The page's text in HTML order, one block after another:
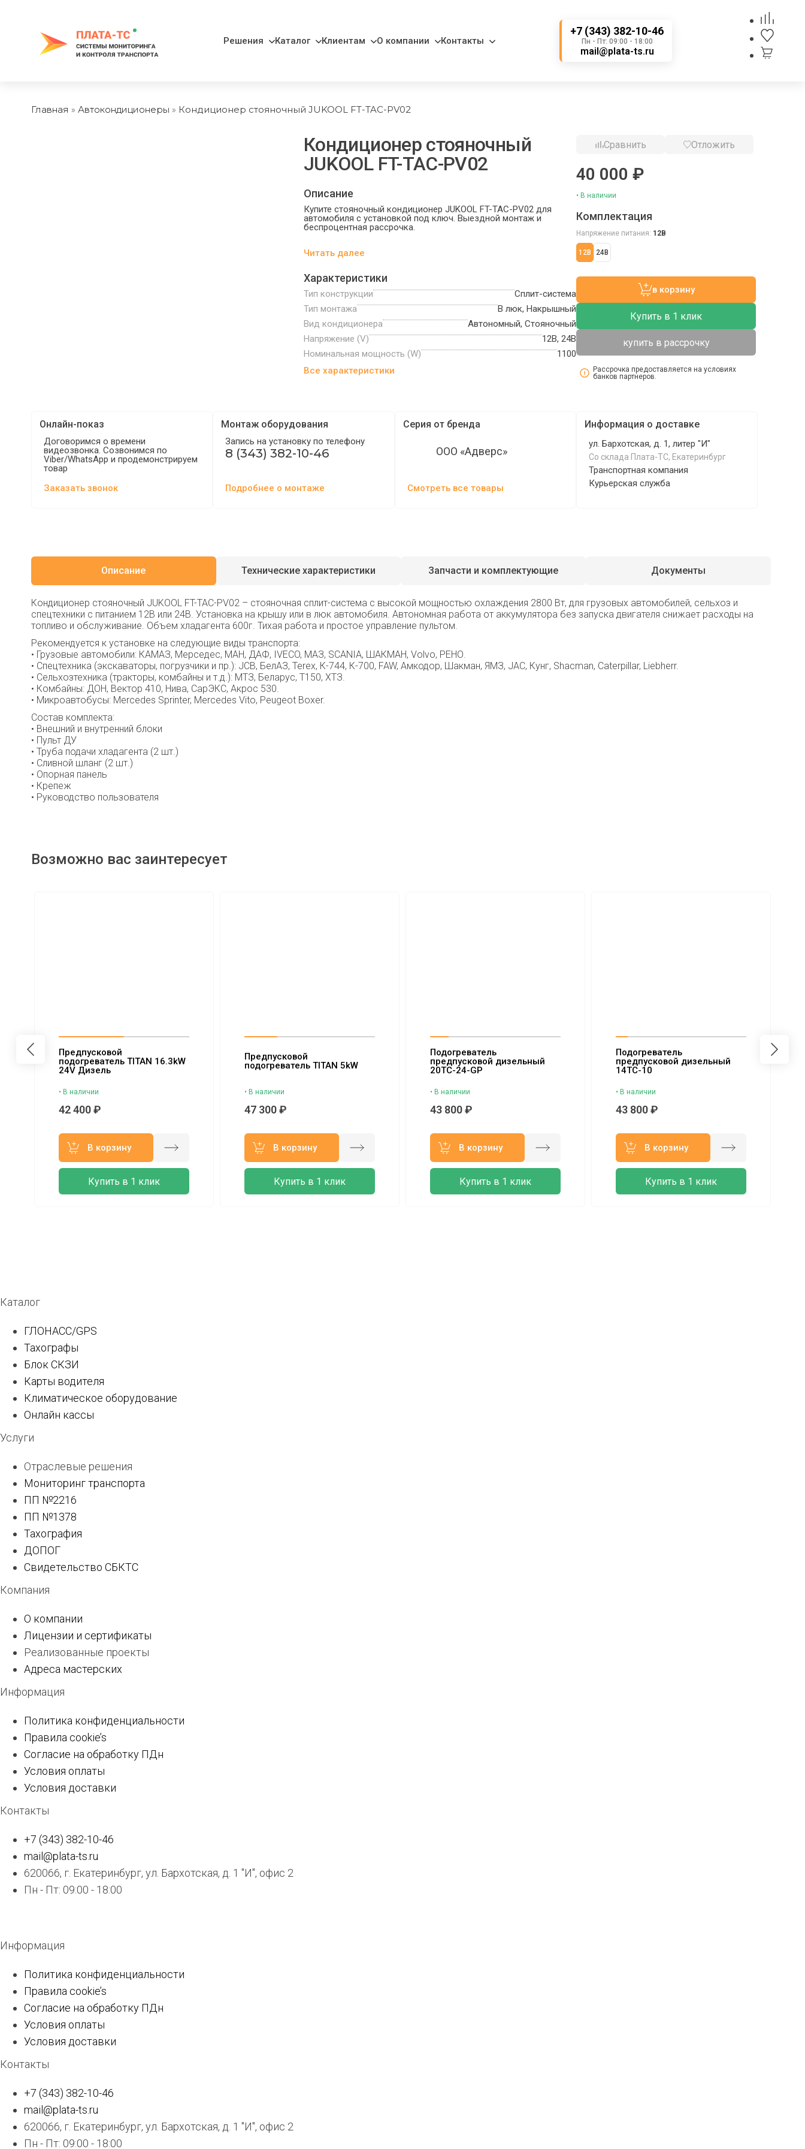
содержимому
Решения Каталог Клиентам О компании Контакты
+7 (343) 382-10-46
Пн - Пт: 09:00 - 18:00
mail@plata-ts.ru
Главная » Автокондиционеры » Кондиционер стояночный JUKOOL FT-TAC-PV02
Кондиционер стояночный
JUKOOL FT-TAC-PV02
Описание
Купите стояночный кондиционер JUKOOL FT-TAC-PV02 для
автомобиля с установкой под ключ. Выездной монтаж и
беспроцентная рассрочка.
Читать далее
Характеристики
Тип конструкции
Сплит-система
Тип монтажа
В люк, Накрышный
Вид кондиционера
Автономный, Стояночный
Напряжение (V)
12В, 24В
Номинальная мощность (W)
1100
Все характеристики
Сравнить Отложить
40 000 ₽
• В наличии
Комплектация
Напряжение питания: 12В
12В 24В
в корзину
Купить в 1 клик
купить в рассрочку
Рассрочка предоставляется на условиях
банков партнеров.
Онлайн-показ
Договоримся о времени
видеозвонка. Созвонимся по
Viber/WhatsApp и продемонстрируем
товар
Заказать звонок
Монтаж оборудования
Запись на установку по телефону
8 (343) 382-10-46
Подробнее о монтаже
Серия от бренда
ООО «Адверс»
Смотреть все товары
Информация о доставке
ул. Бархотская, д. 1, литер "И"
Со склада Плата-ТС, Екатеринбург
Транспортная компания
Курьерская служба
Описание Технические характеристики Запчасти и комплектующие Документы
Кондиционер стояночный JUKOOL FT-TAC-PV02 – стояночная сплит-система с высокой мощностью охлаждения 2800 Вт, для грузовых автомобилей, сельхоз и
спецтехники с питанием 12В или 24В. Установка на крышу или в люк автомобиля. Автономная работа от аккумулятора без запуска двигателя снижает расходы на
топливо и обслуживание. Объем хладагента 600г. Тихая работа и простое управление пультом.
Рекомендуется к установке на следующие виды транспорта:
• Грузовые автомобили: КАМАЗ, Мерседес, MAН, ДАФ, IVECO, МАЗ, SCANIA, ШАКМАН, Volvo, РЕНО.
• Спецтехника (экскаваторы, погрузчики и пр.): JCB, БелАЗ, Terex, К-744, К-700, FAW, Амкодор, Шакман, ЯМЗ, JAC, Кунг, Shacman, Caterpillar, Liebherr.
• Сельхозтехника (тракторы, комбайны и т.д.): МТЗ, Беларус, Т150, ХТЗ.
• Комбайны: ДОН, Вектор 410, Нива, СарЭКС, Акрос 530.
• Микроавтобусы: Mercedes Sprinter, Mercedes Vito, Peugeot Boxer.
Состав комплекта:
• Внешний и внутренний блоки
• Пульт ДУ
• Труба подачи хладагента (2 шт.)
• Сливной шланг (2 шт.)
• Опорная панель
• Крепеж
• Руководство пользователя
Возможно вас заинтересует
Предпусковой
подогреватель TITAN 16.3kW
24V Дизель
• В наличии
42 400 ₽
В корзину
Купить в 1 клик
Предпусковой
подогреватель TITAN 5kW
• В наличии
47 300 ₽
В корзину
Купить в 1 клик
Подогреватель
предпусковой дизельный
20ТС-24-GP
• В наличии
43 800 ₽
В корзину
Купить в 1 клик
Подогреватель
предпусковой дизельный
14ТС-10
• В наличии
43 800 ₽
В корзину
Купить в 1 клик
Каталог
ГЛОНАСС/GPS
Тахографы
Блок СКЗИ
Карты водителя
Климатическое оборудование
Онлайн кассы
Услуги
Отраслевые решения
Мониторинг транспорта
ПП №2216
ПП №1378
Тахография
ДОПОГ
Свидетельство СБКТС
Компания
О компании
Лицензии и сертификаты
Реализованные проекты
Адреса мастерских
Информация
Политика конфиденциальности
Правила cookie’s
Согласие на обработку ПДн
Условия оплаты
Условия доставки
Контакты
+7 (343) 382-10-46
mail@plata-ts.ru
620066, г. Екатеринбург, ул. Бархотская, д. 1 "И", офис 2
Пн - Пт: 09:00 - 18:00
Информация
Политика конфиденциальности
Правила cookie’s
Согласие на обработку ПДн
Условия оплаты
Условия доставки
Контакты
+7 (343) 382-10-46
mail@plata-ts.ru
620066, г. Екатеринбург, ул. Бархотская, д. 1 "И", офис 2
Пн - Пт: 09:00 - 18:00